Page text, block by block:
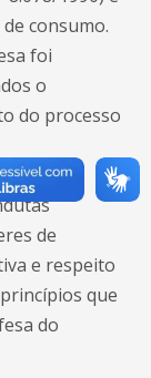
consumo.
foi
o
do processo
de
e respeito
que
do